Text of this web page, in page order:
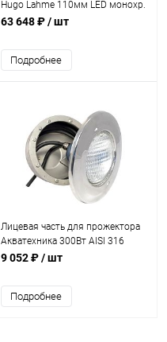
Hugo Lahme 110мм LED монохр.
12В 3000К (4240020)
63 648 ₽/ шт
Подробнее
Лицевая часть для прожектора
Акватехника 300Вт AISI 316
(AT13.30M)
9 052 ₽/ шт
Подробнее